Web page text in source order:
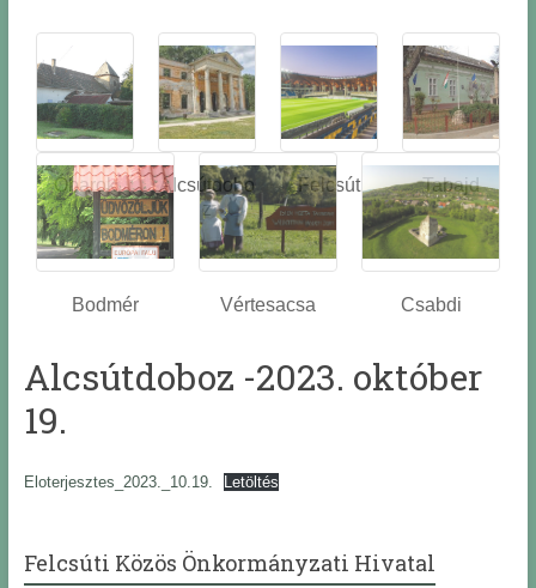
Óbarok
Alcsútdobo
z
Felcsút Tabajd
Bodmér Vértesacsa Csabdi
Alcsútdoboz -2023. október
19.
Eloterjesztes_2023._10.19. Letöltés
Felcsúti Közös Önkormányzati Hivatal